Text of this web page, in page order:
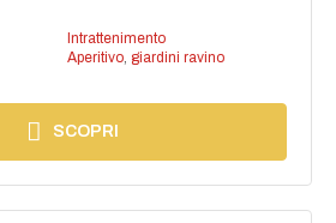
Intrattenimento
Aperitivo, giardini ravino
SCOPRI